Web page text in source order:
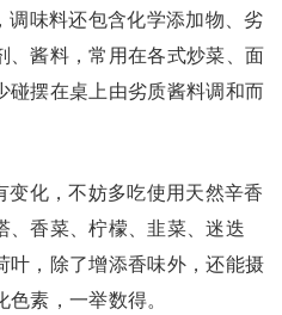
调味料还包含化学添加物、劣
、酱料，常用在各式炒菜、面
碰摆在桌上由劣质酱料调和而
变化，不妨多吃使用天然辛香
、香菜、柠檬、韭菜、迷迭
叶，除了增添香味外，还能摄
素，一举数得。